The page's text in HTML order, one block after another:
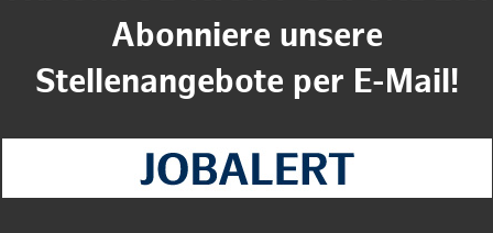
Abonniere unsere
Stellenangebote per E-Mail!